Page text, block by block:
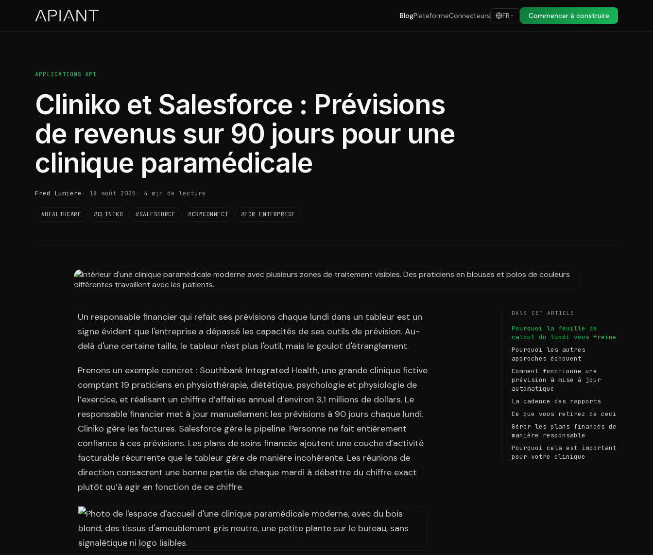
BlogPlateformeConnecteurs FR Commencer à construire
APPLICATIONS API
Cliniko et Salesforce : Prévisions
de revenus sur 90 jours pour une
clinique paramédicale
Fred Lumiere 18 août 2025 4 min de lecture
#HEALTHCARE #CLINIKO #SALESFORCE #CRMCONNECT #FOR ENTERPRISE
Un responsable financier qui refait ses prévisions chaque lundi dans un tableur est un
signe évident que l'entreprise a dépassé les capacités de ses outils de prévision. Au-
delà d'une certaine taille, le tableur n'est plus l'outil, mais le goulot d'étranglement.
Prenons un exemple concret : Southbank Integrated Health, une grande clinique fictive
comptant 19 praticiens en physiothérapie, diététique, psychologie et physiologie de
l’exercice, et réalisant un chiffre d’affaires annuel d’environ 3,1 millions de dollars. Le
responsable financier met à jour manuellement les prévisions à 90 jours chaque lundi.
Cliniko gère les factures. Salesforce gère le pipeline. Personne ne fait entièrement
confiance à ces prévisions. Les plans de soins financés ajoutent une couche d’activité
facturable récurrente que le tableur gère de manière incohérente. Les réunions de
direction consacrent une bonne partie de chaque mardi à débattre du chiffre exact
plutôt qu’à agir en fonction de ce chiffre.
DANS CET ARTICLE
Pourquoi la feuille de
calcul du lundi vous freine
Pourquoi les autres
approches échouent
Comment fonctionne une
prévision à mise à jour
automatique
La cadence des rapports
Ce que vous retirez de ceci
Gérer les plans financés de
manière responsable
Pourquoi cela est important
pour votre clinique